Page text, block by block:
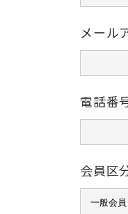
メール
電話番
会員区